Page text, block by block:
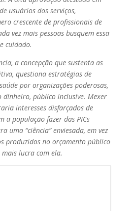
usuários dos serviços,
crescente de profissionais de
vez mais pessoas busquem essa
cuidado.
a concepção que sustenta as
questiona estratégias de
por organizações poderosas,
dinheiro, público inclusive. Mexer
interesses disfarçados de
a população fazer das PICs
uma “ciência” enviesada, em vez
produzidos no orçamento público
lucra com ela.